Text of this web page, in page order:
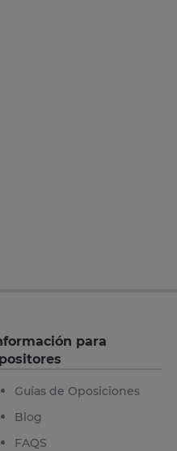
para
Guías de Oposiciones
Blog
FAQS